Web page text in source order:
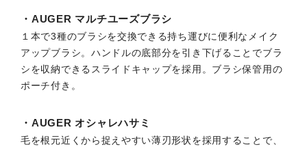
・AUGER マルチユーズブラシ
１本で3種のブラシを交換できる持ち運びに便利なメイク
アップブラシ。ハンドルの底部分を引き下げることでブラ
シを収納できるスライドキャップを採用。ブラシ保管用の
ポーチ付き。
・AUGER オシャレハサミ
毛を根元近くから捉えやすい薄刃形状を採用することで、